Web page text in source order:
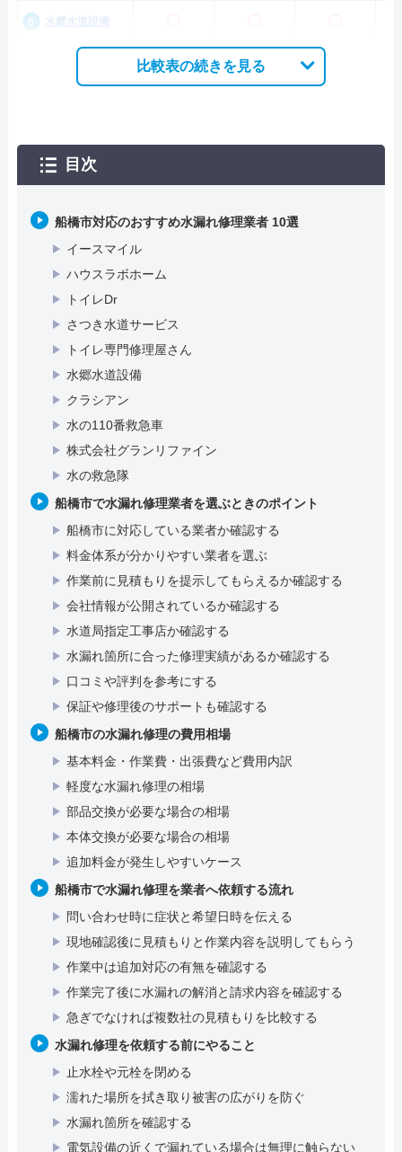
水郷水道設備
比較表の続きを見る
目次
船橋市対応のおすすめ水漏れ修理業者 10選
イースマイル
ハウスラボホーム
トイレDr
さつき水道サービス
トイレ専門修理屋さん
水郷水道設備
クラシアン
水の110番救急車
株式会社グランリファイン
水の救急隊
船橋市で水漏れ修理業者を選ぶときのポイント
船橋市に対応している業者か確認する
料金体系が分かりやすい業者を選ぶ
作業前に見積もりを提示してもらえるか確認する
会社情報が公開されているか確認する
水道局指定工事店か確認する
水漏れ箇所に合った修理実績があるか確認する
口コミや評判を参考にする
保証や修理後のサポートも確認する
船橋市の水漏れ修理の費用相場
基本料金・作業費・出張費など費用内訳
軽度な水漏れ修理の相場
部品交換が必要な場合の相場
本体交換が必要な場合の相場
追加料金が発生しやすいケース
船橋市で水漏れ修理を業者へ依頼する流れ
問い合わせ時に症状と希望日時を伝える
現地確認後に見積もりと作業内容を説明してもらう
作業中は追加対応の有無を確認する
作業完了後に水漏れの解消と請求内容を確認する
急ぎでなければ複数社の見積もりを比較する
水漏れ修理を依頼する前にやること
止水栓や元栓を閉める
濡れた場所を拭き取り被害の広がりを防ぐ
水漏れ箇所を確認する
電気設備の近くで漏れている場合は無理に触らない